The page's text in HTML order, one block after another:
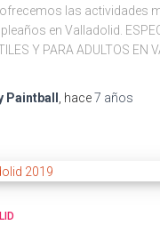
las actividades
en Valladolid.
Y PARA ADULTOS EN
Paintball , hace7 años